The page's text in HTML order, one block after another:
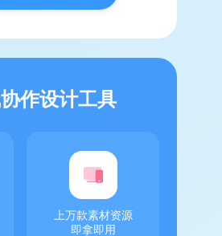
作设计工具
上万款素材资源
即拿即用